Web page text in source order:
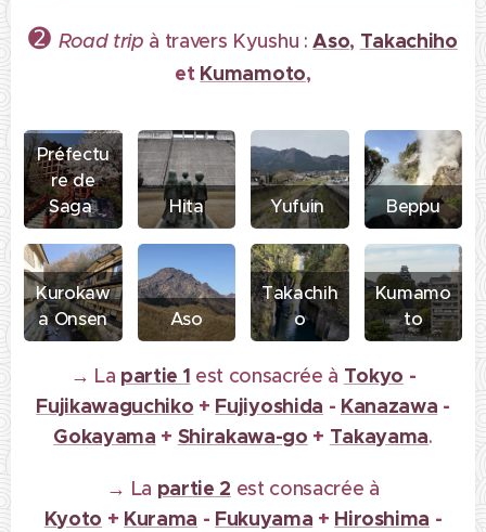
➋ Road trip à travers Kyushu : Aso, Takachiho
et Kumamoto,
Préfectu
re de
Saga
Hita Yufuin Beppu
Kurokaw
a Onsen
Aso
Takachih
o
Kumamo
to
→ La partie 1 est consacrée à Tokyo -
Fujikawaguchiko + Fujiyoshida - Kanazawa -
Gokayama + Shirakawa-go + Takayama.
→ La partie 2 est consacrée à
Kyoto + Kurama - Fukuyama + Hiroshima -